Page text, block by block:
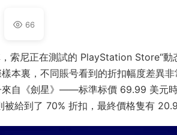
66
索尼正在測試的 PlayStation Store“動
本裏，不同賬号看到的折扣幅度差異
來自《劍星》——标準标價 69.99 美元
給到了 70% 折扣，最終價格隻有